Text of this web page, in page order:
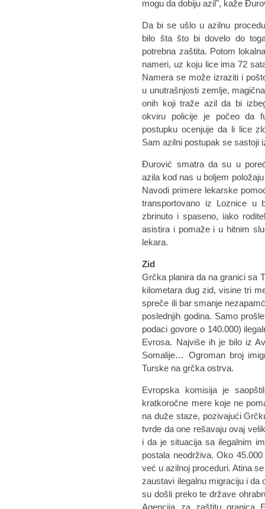
mogu da dobiju azil", kaže
Da bi se ušlo u azilnu
bilo šta što bi dovelo do
potrebna zaštita. Potom
nameri, uz koju lice ima 72
Namera se može izraziti i
u unutrašnjosti zemlje,
onih koji traže azil da bi
okviru policije je počeo da
postupku ocenjuje da li lice
Sam azilni postupak se sastoji
Đurović smatra da su u
azila kod nas u boljem
Navodi primere lekarske
transportovano iz Loznice u
zbrinuto i spaseno, iako
asistira i pomaže i u hitnim
lekara.
Zid
Grčka planira da na granici sa
kilometara dug zid, visine tri
spreče ili bar smanje
poslednjih godina. Samo
podaci govore o 140.000)
Evrosa. Najviše ih je bilo iz
Somalije… Ogroman broj
Turske na grčka ostrva.
Evropska komisija je
kratkoročne mere koje ne
na duže staze, pozivajući
tvrde da one rešavaju ovaj
i da je situacija sa ilegalnim
postala neodrživa. Oko
već u azilnoj proceduri. Atina
zaustavi ilegalnu migraciju i da
su došli preko te države
Agencija za zaštitu granica